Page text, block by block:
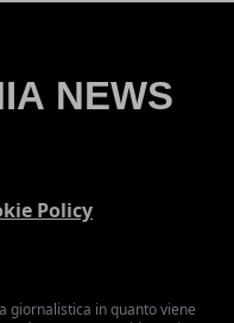
Policy
giornalistica in quanto viene